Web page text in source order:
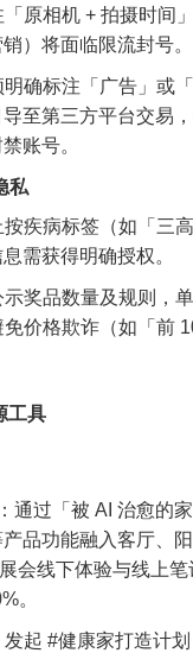
原相机 + 拍摄时间
）将面临限流封号。
明确标注「广告」或
至第三方平台交易
账号。
私
疾病标签（如「三
需获得明确授权。
奖品数量及规则，
免价格欺诈（如「前
工具
通过「被 AI 治愈的
品功能融入客厅、
会线下体验与线上
。
发起 #健康家打造计